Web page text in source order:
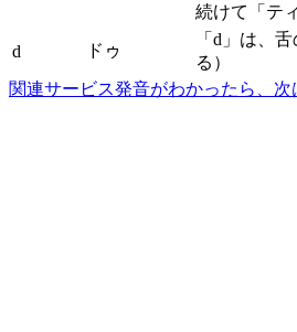
続けて「テ
d ドゥ
「d」は、
る）
関連サービス発音がわかったら、